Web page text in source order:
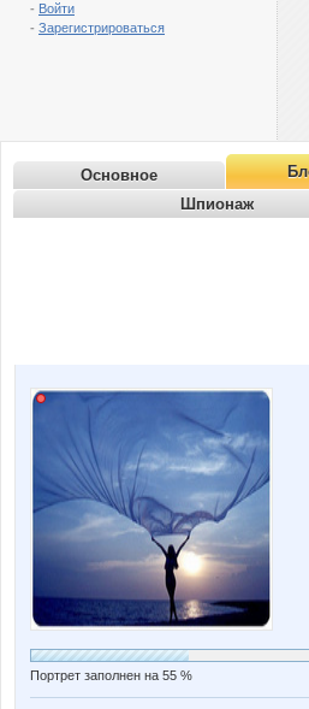
- Войти
- Зарегистрироваться
Основное
Шпионаж
Портрет заполнен на 55 %